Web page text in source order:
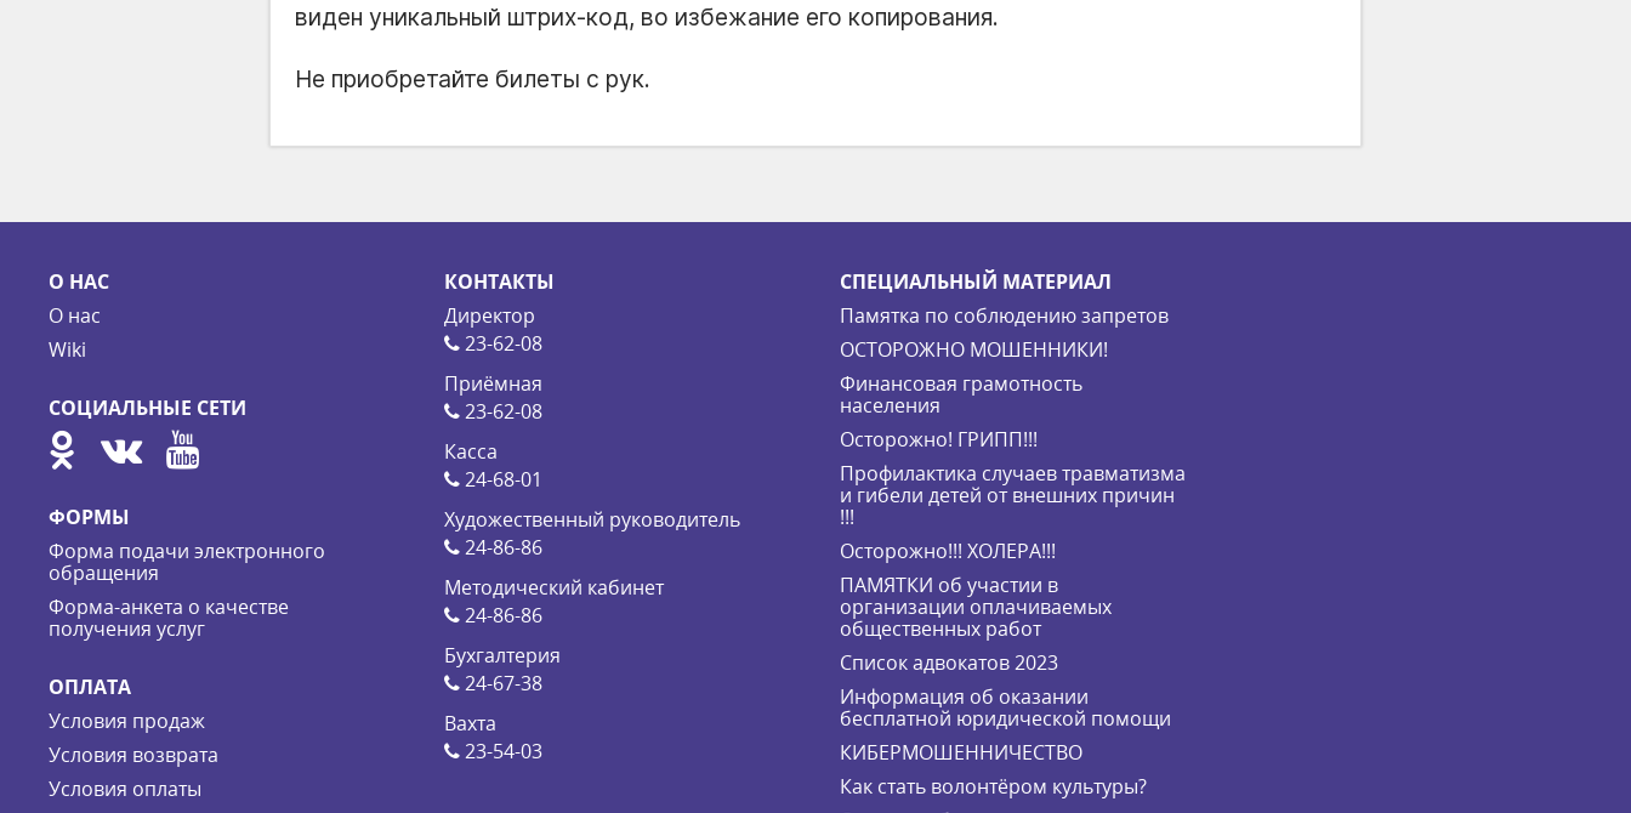
виден уникальный штрих-код, во избежание его копирования.
Не приобретайте билеты с рук.
О НАС
О нас
Wiki
СОЦИАЛЬНЫЕ СЕТИ
ФОРМЫ
Форма подачи электронного
обращения
Форма-анкета о качестве
получения услуг
ОПЛАТА
Условия продаж
Условия возврата
Условия оплаты
КОНТАКТЫ
Директор
23-62-08
Приёмная
23-62-08
Касса
24-68-01
Художественный руководитель
24-86-86
Методический кабинет
24-86-86
Бухгалтерия
24-67-38
Вахта
23-54-03
СПЕЦИАЛЬНЫЙ МАТЕРИАЛ
Памятка по соблюдению запретов
ОСТОРОЖНО МОШЕННИКИ!
Финансовая грамотность
населения
Осторожно! ГРИПП!!!
Профилактика случаев травматизма
и гибели детей от внешних причин
!!!
Осторожно!!! ХОЛЕРА!!!
ПАМЯТКИ об участии в
организации оплачиваемых
общественных работ
Список адвокатов 2023
Информация об оказании
бесплатной юридической помощи
КИБЕРМОШЕННИЧЕСТВО
Как стать волонтёром культуры?